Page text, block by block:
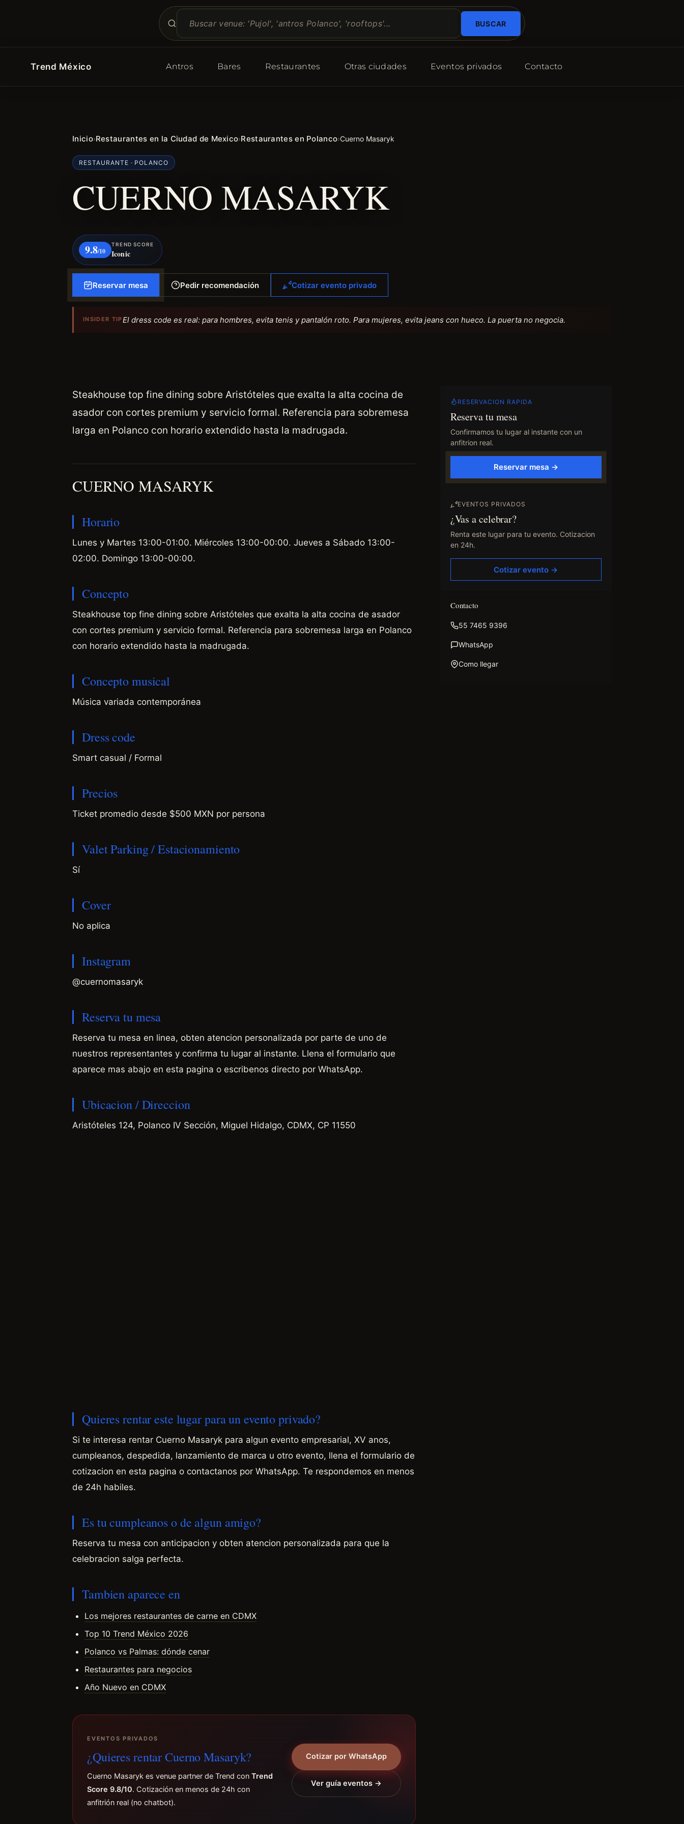
BUSCAR
Trend México Antros Bares Restaurantes Otras ciudades Eventos privados Contacto
Inicio›Restaurantes en la Ciudad de Mexico›Restaurantes en Polanco›Cuerno Masaryk
RESTAURANTE · POLANCO
CUERNO MASARYK
9.8/10
TREND SCORE
Iconic
Reservar mesa Pedir recomendación Cotizar evento privado
INSIDER TIPEl dress code es real: para hombres, evita tenis y pantalón roto. Para mujeres, evita jeans con hueco. La puerta no negocia.
Steakhouse top fine dining sobre Aristóteles que exalta la alta cocina de
asador con cortes premium y servicio formal. Referencia para sobremesa
larga en Polanco con horario extendido hasta la madrugada.
CUERNO MASARYK
Horario
Lunes y Martes 13:00-01:00. Miércoles 13:00-00:00. Jueves a Sábado 13:00-
02:00. Domingo 13:00-00:00.
Concepto
Steakhouse top fine dining sobre Aristóteles que exalta la alta cocina de asador
con cortes premium y servicio formal. Referencia para sobremesa larga en Polanco
con horario extendido hasta la madrugada.
Concepto musical
Música variada contemporánea
Dress code
Smart casual / Formal
Precios
Ticket promedio desde $500 MXN por persona
Valet Parking / Estacionamiento
Sí
Cover
No aplica
Instagram
@cuernomasaryk
Reserva tu mesa
Reserva tu mesa en linea, obten atencion personalizada por parte de uno de
nuestros representantes y confirma tu lugar al instante. Llena el formulario que
aparece mas abajo en esta pagina o escribenos directo por WhatsApp.
Ubicacion / Direccion
Aristóteles 124, Polanco IV Sección, Miguel Hidalgo, CDMX, CP 11550
Quieres rentar este lugar para un evento privado?
Si te interesa rentar Cuerno Masaryk para algun evento empresarial, XV anos,
cumpleanos, despedida, lanzamiento de marca u otro evento, llena el formulario de
cotizacion en esta pagina o contactanos por WhatsApp. Te respondemos en menos
de 24h habiles.
Es tu cumpleanos o de algun amigo?
Reserva tu mesa con anticipacion y obten atencion personalizada para que la
celebracion salga perfecta.
Tambien aparece en
Los mejores restaurantes de carne en CDMX
Top 10 Trend México 2026
Polanco vs Palmas: dónde cenar
Restaurantes para negocios
Año Nuevo en CDMX
EVENTOS PRIVADOS
¿Quieres rentar Cuerno Masaryk?
Cuerno Masaryk es venue partner de Trend con Trend
Score 9.8/10. Cotización en menos de 24h con
anfitrión real (no chatbot).
Cotizar por WhatsApp
Ver guía eventos →
RESERVACION RAPIDA
Reserva tu mesa
Confirmamos tu lugar al instante con un
anfitrion real.
Reservar mesa →
EVENTOS PRIVADOS
¿Vas a celebrar?
Renta este lugar para tu evento. Cotizacion
en 24h.
Cotizar evento →
Contacto
55 7465 9396
WhatsApp
Como llegar